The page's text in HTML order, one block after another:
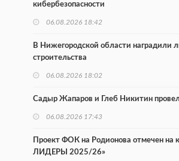
кибербезопасности
06.08.2026 18:42
В Нижегородской области наградили
строительства
06.08.2026 18:02
Садыр Жапаров и Глеб Никитин
06.08.2026 17:43
Проект ФОК на Родионова отмечен на
ЛИДЕРЫ 2025/26»